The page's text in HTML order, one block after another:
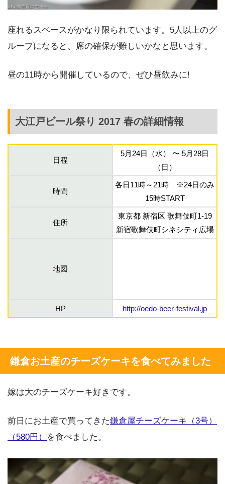
座れるスペースがかなり限られています。5人以上のグ
ループになると、席の確保が難しいかなと思います。
昼の11時から開催しているので、ぜひ昼飲みに!
大江戸ビール祭り 2017 春の詳細情報
日程
5月24日（水） 〜 5月28日
（日）
時間
各日11時～21時 ※24日のみ
15時START
住所
東京都 新宿区 歌舞伎町1-19
新宿歌舞伎町シネシティ広場
地図
HP http://oedo-beer-festival.jp
鎌倉お土産のチーズケーキを食べてみました
嫁は大のチーズケーキ好きです。
前日にお土産で買ってきた鎌倉屋チーズケーキ（3号）
（580円）
を食べました。